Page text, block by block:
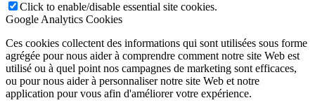
Click to enable/disable essential site cookies.
Google Analytics Cookies
Ces cookies collectent des informations qui sont utilisées sous forme
agrégée pour nous aider à comprendre comment notre site Web est
utilisé ou à quel point nos campagnes de marketing sont efficaces,
ou pour nous aider à personnaliser notre site Web et notre
application pour vous afin d'améliorer votre expérience.